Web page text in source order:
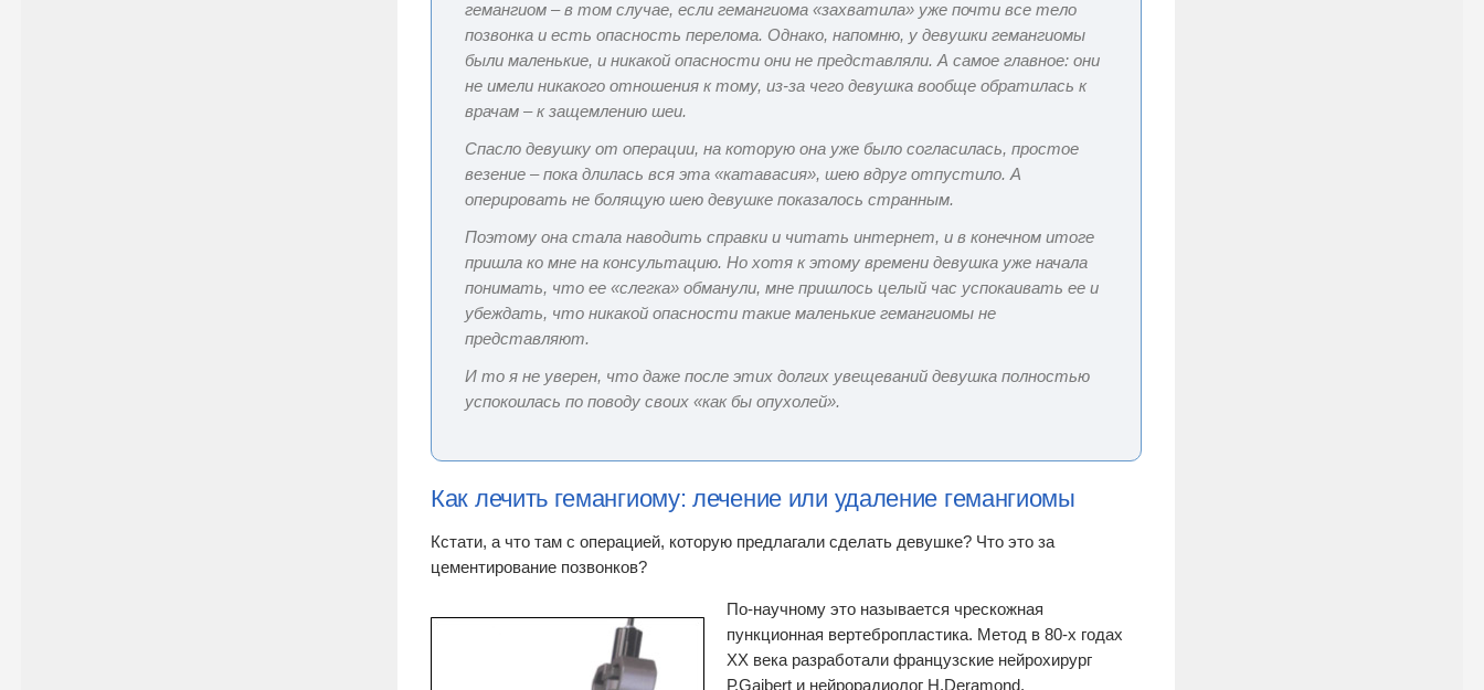
гемангиом – в том случае, если гемангиома «захватила» уже почти все тело
позвонка и есть опасность перелома. Однако, напомню, у девушки гемангиомы
были маленькие, и никакой опасности они не представляли. А самое главное: они
не имели никакого отношения к тому, из-за чего девушка вообще обратилась к
врачам – к защемлению шеи.
Спасло девушку от операции, на которую она уже было согласилась, простое
везение – пока длилась вся эта «катавасия», шею вдруг отпустило. А
оперировать не болящую шею девушке показалось странным.
Поэтому она стала наводить справки и читать интернет, и в конечном итоге
пришла ко мне на консультацию. Но хотя к этому времени девушка уже начала
понимать, что ее «слегка» обманули, мне пришлось целый час успокаивать ее и
убеждать, что никакой опасности такие маленькие гемангиомы не
представляют.
И то я не уверен, что даже после этих долгих увещеваний девушка полностью
успокоилась по поводу своих «как бы опухолей».
Как лечить гемангиому: лечение или удаление гемангиомы
Кстати, а что там с операцией, которую предлагали сделать девушке? Что это за
цементирование позвонков?
По-научному это называется чрескожная
пункционная вертебропластика. Метод в 80-х годах
XX века разработали французские нейрохирург
Р.Gaibert и нейрорадиолог Н.Deramond.